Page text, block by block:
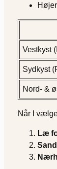
Vestkyst
Sydkyst
Nord- &
Når I
Læ